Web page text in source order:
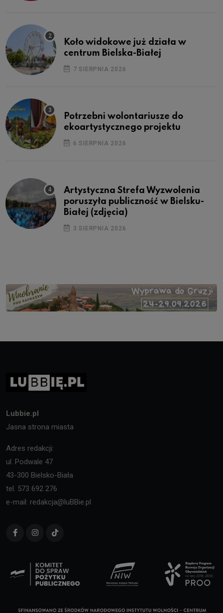
Koło widokowe już działa w
centrum Bielska-Białej
7 SIERPNIA 2026
Potrzebni wolontariusze do
ekoartystycznego projektu
6 SIERPNIA 2026
Artystyczna Strefa Wyzwolenia
poruszyła publiczność w Bielsku-
Białej (zdjęcia)
3 SIERPNIA 2026
Lubbie.pl
Jasna strona miasta
Adres redakcji:
ul. Podwale 47
43-300 Bielsko-Biała
tel. 573 692 276
e-mail: redakcja@luBBie.pl